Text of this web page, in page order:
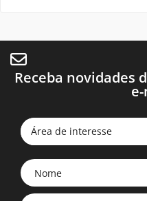
Receba novidades
Área de interesse